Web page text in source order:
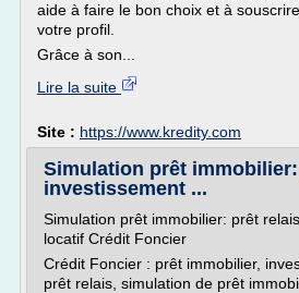
aide à faire le bon choix et à
votre profil.
Grâce à son...
Lire la suite
Site : https://www.kredity.com
Simulation prêt
investissement ...
Simulation prêt immobilier: prêt
locatif Crédit Foncier
Crédit Foncier : prêt immobilier,
prêt relais, simulation de prêt